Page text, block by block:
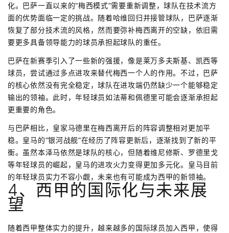
化。巴萨一直以来的“梅西模式”需要重新调整，球队在技术流方
面的优势面临一定的挑战。随着哈维回归并接管球队，巴萨逐渐
恢复了部分技术流的风格，然而要弥补梅西离开的空缺，依旧需
要更多具备领导能力的球员承担起球队的重任。
巴萨在新赛季引入了一些新的强援，像是莱万多夫斯基、凯西等
球员，尝试通过多点进攻来替代梅西一个人的作用。不过，巴萨
的核心依然没有完全稳定，球队在进攻端仍然缺少一个能够稳定
输出的领袖。此时，年轻球员如法蒂和佩德里可能会逐渐承担起
更重要的角色。
与巴萨相比，皇家马德里在梅西离开后的阵容调整相对更加平
稳。皇马的“银河战舰”在经历了阵容更新后，逐渐找到了新的平
衡。虽然本泽马依然是球队的核心，但随着维尼修斯、罗德里戈
等年轻球员的崛起，皇马的进攻火力变得更加多元化。皇马目前
的年轻球员实力不容小觑，未来也有可能成为西甲的新领袖。
4、西甲的国际化与未来展
望
随着西甲整体实力的提升，越来越多的国际球员加入西甲，使得